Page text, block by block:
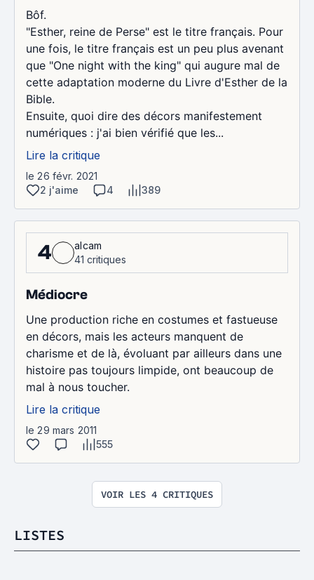
Bôf.
"Esther, reine de Perse" est le titre français. Pour
une fois, le titre français est un peu plus avenant
que "One night with the king" qui augure mal de
cette adaptation moderne du Livre d'Esther de la
Bible.
Ensuite, quoi dire des décors manifestement
numériques : j'ai bien vérifié que les...
Lire la critique
le 26 févr. 2021
2 j'aime
4 389
4
alcam
41 critiques
Médiocre
Une production riche en costumes et fastueuse
en décors, mais les acteurs manquent de
charisme et de là, évoluant par ailleurs dans une
histoire pas toujours limpide, ont beaucoup de
mal à nous toucher.
Lire la critique
le 29 mars 2011
555
VOIR LES 4 CRITIQUES
LISTES